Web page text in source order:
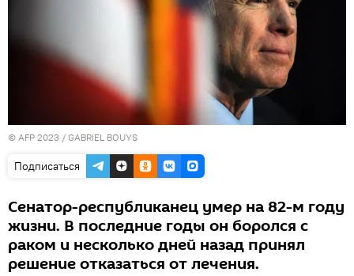
© AFP 2023 / GABRIEL BOUYS
Подписаться
Сенатор-республиканец умер на 82-м году
жизни. В последние годы он боролся с
раком и несколько дней назад принял
решение отказаться от лечения.